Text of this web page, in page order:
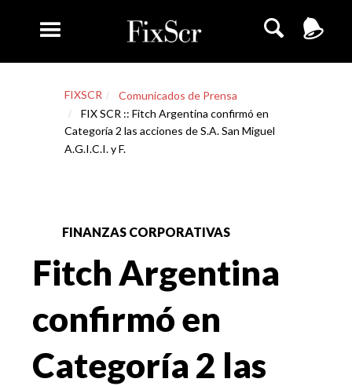
FIXSCR
Comunicados de Prensa
FIX SCR :: Fitch Argentina confirmó en
Categoría 2 las acciones de S.A. San Miguel
A.G.I.C.I. y F.
FINANZAS CORPORATIVAS
Fitch Argentina
confirmó en
Categoría 2 las